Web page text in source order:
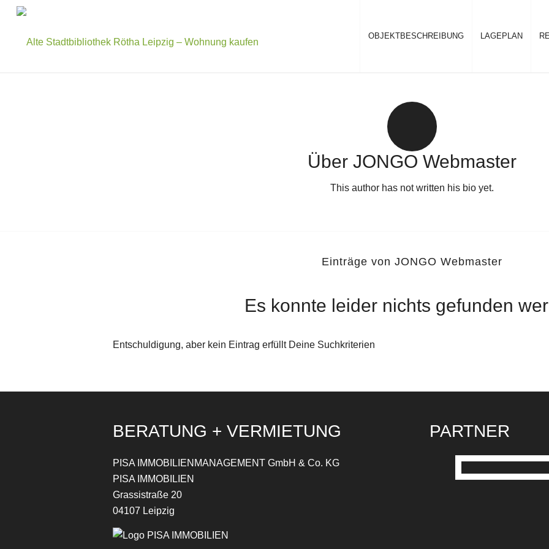
OBJEKTBESCHREIBUNG LAGEPLAN
Über JONGO Webmaster
This author has not written his bio yet.
Einträge von JONGO Webmaster
Es konnte leider nichts gefunden
Entschuldigung, aber kein Eintrag erfüllt Deine Suchkriterien
BERATUNG + VERMIETUNG
PISA IMMOBILIENMANAGEMENT GmbH & Co. KG
PISA IMMOBILIEN
Grassistraße 20
04107 Leipzig
PARTNER